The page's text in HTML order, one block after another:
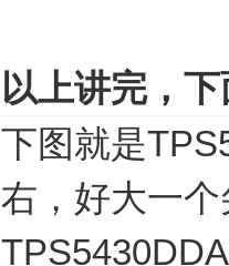
以上讲完，
下图就是
右，好大一